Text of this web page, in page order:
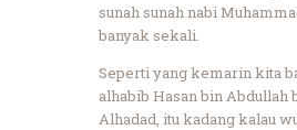
sunah sunah nabi
banyak sekali.
Seperti yang kemarin kita
alhabib Hasan bin Abdullah
Alhadad, itu kadang kalau